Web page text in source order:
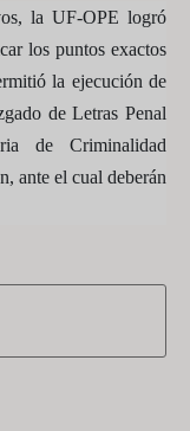
la UF-OPE logró
los puntos exactos
la ejecución de
de Letras Penal
de Criminalidad
ante el cual deberán